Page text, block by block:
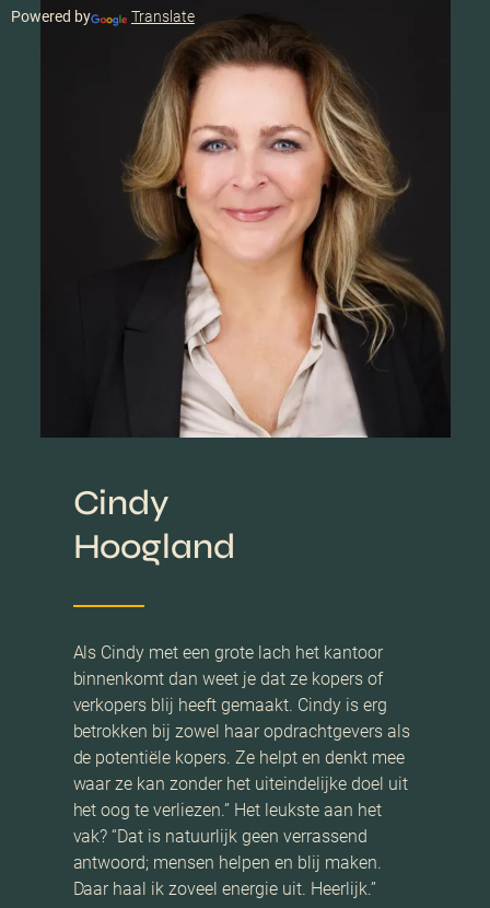
Powered by Translate
Cindy
Hoogland
Als Cindy met een grote lach het kantoor
binnenkomt dan weet je dat ze kopers of
verkopers blij heeft gemaakt. Cindy is erg
betrokken bij zowel haar opdrachtgevers als
de potentiële kopers. Ze helpt en denkt mee
waar ze kan zonder het uiteindelijke doel uit
het oog te verliezen.” Het leukste aan het
vak? “Dat is natuurlijk geen verrassend
antwoord; mensen helpen en blij maken.
Daar haal ik zoveel energie uit. Heerlijk.”